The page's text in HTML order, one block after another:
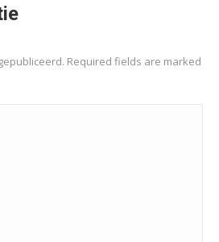
Required fields are marked